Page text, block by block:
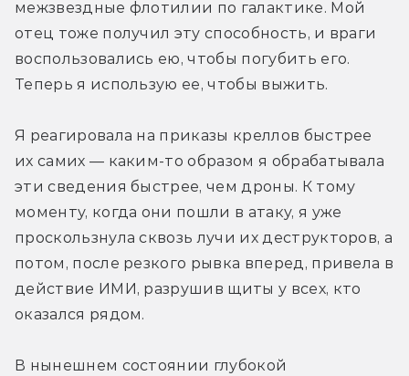
межзвездные флотилии по галактике. Мой
отец тоже получил эту способность, и враги
воспользовались ею, чтобы погубить его.
Теперь я использую ее, чтобы выжить.
Я реагировала на приказы креллов быстрее
их самих — каким-то образом я обрабатывала
эти сведения быстрее, чем дроны. К тому
моменту, когда они пошли в атаку, я уже
проскользнула сквозь лучи их деструкторов, а
потом, после резкого рывка вперед, привела в
действие ИМИ, разрушив щиты у всех, кто
оказался рядом.
В нынешнем состоянии глубокой